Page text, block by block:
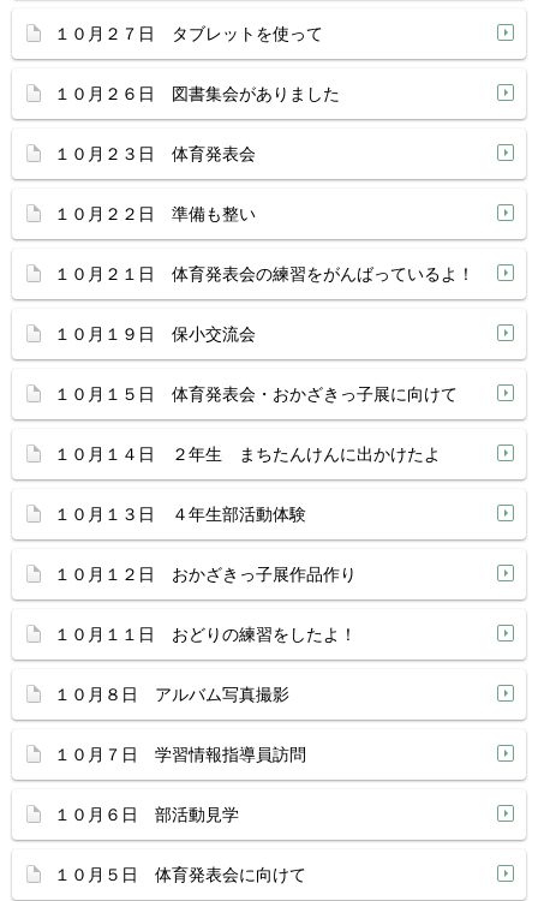
１０月２７日 タブレットを使って
１０月２６日 図書集会がありました
１０月２３日 体育発表会
１０月２２日 準備も整い
１０月２１日 体育発表会の練習をがんばっているよ！
１０月１９日 保小交流会
１０月１５日 体育発表会・おかざきっ子展に向けて
１０月１４日 ２年生 まちたんけんに出かけたよ
１０月１３日 ４年生部活動体験
１０月１２日 おかざきっ子展作品作り
１０月１１日 おどりの練習をしたよ！
１０月８日 アルバム写真撮影
１０月７日 学習情報指導員訪問
１０月６日 部活動見学
１０月５日 体育発表会に向けて